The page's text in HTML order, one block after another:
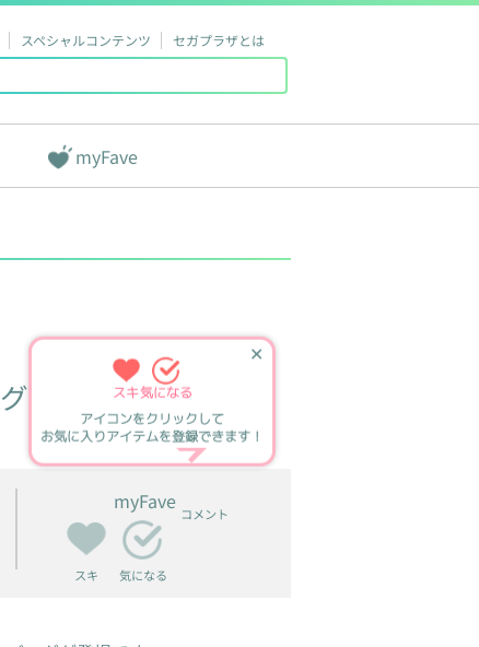
スペシャルコンテンツ セガプラザとは
myFave
✕
スキ気になる
アイコンをクリックして
お気に入りアイテムを登録できます！
myFave
スキ 気になる
コメント